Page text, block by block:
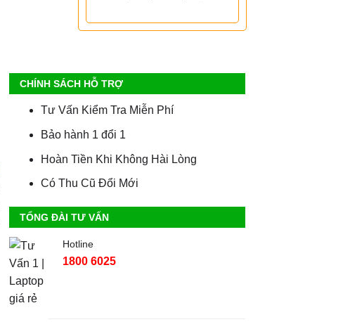
CHÍNH SÁCH HỖ TRỢ
Tư Vấn Kiểm Tra Miễn Phí
Bảo hành 1 đổi 1
Hoàn Tiền Khi Không Hài Lòng
Có Thu Cũ Đổi Mới
TỔNG ĐÀI TƯ VẤN
Hotline
1800 6025